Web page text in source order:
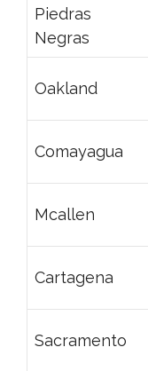
Piedras
Negras
Oakland
Comayagua
Mcallen
Cartagena
Sacramento